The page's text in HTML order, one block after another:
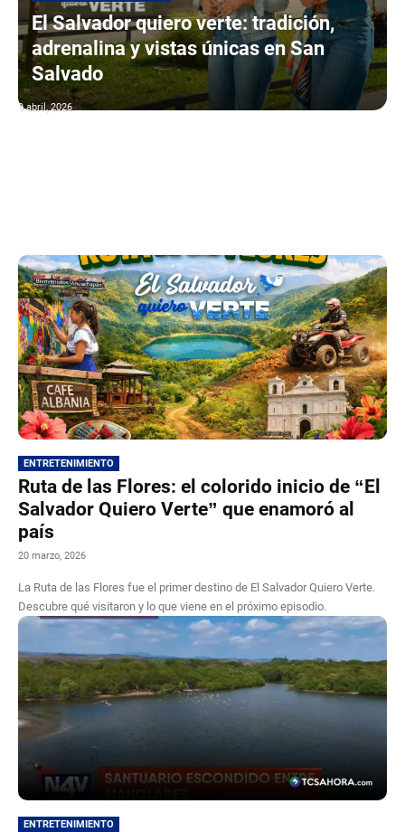
El Salvador quiero verte: tradición,
adrenalina y vistas únicas en San
Salvado
9 abril, 2026
ENTRETENIMIENTO
Ruta de las Flores: el colorido inicio de “El
Salvador Quiero Verte” que enamoró al
país
20 marzo, 2026
La Ruta de las Flores fue el primer destino de El Salvador Quiero Verte.
Descubre qué visitaron y lo que viene en el próximo episodio.
ENTRETENIMIENTO